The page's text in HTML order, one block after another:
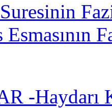
-Haydarı